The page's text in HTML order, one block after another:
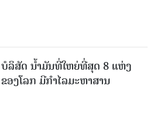
ບໍລິສັດ ນ້ຳມັນທີ່ໃຫຍ່ທີ່ສຸດ 8 ແຫ່ງ
ຂອງໂລກ ມີກຳໄລມະຫາສານ